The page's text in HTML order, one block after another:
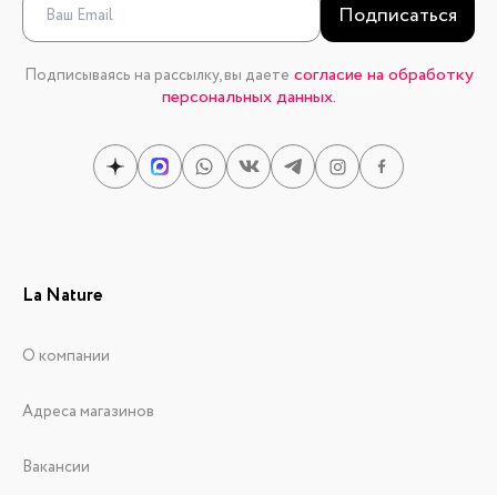
Подписаться
Подписываясь на рассылку, вы даете согласие на обработку
персональных данных.
La Nature
О компании
Адреса магазинов
Вакансии